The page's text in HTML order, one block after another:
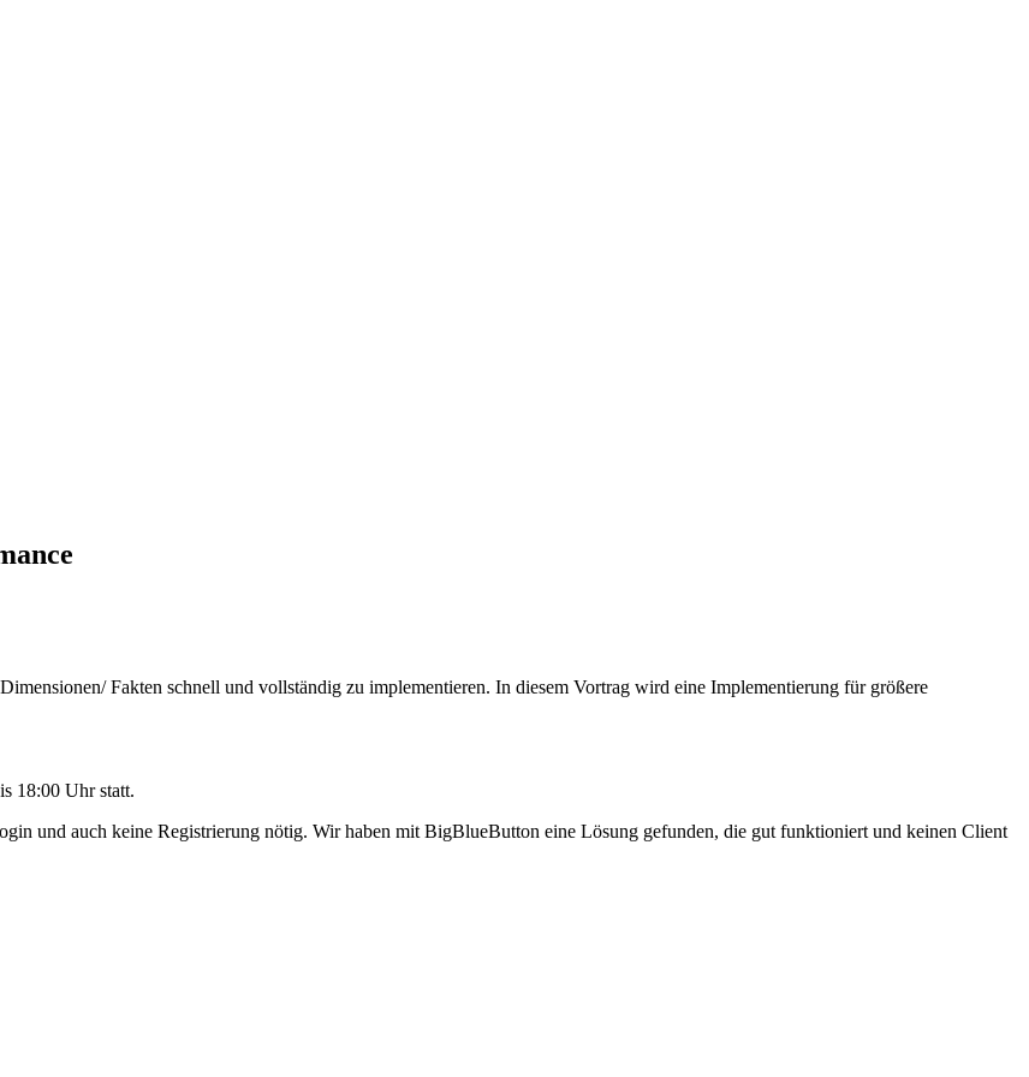
Fakten schnell und vollständig zu implementieren. In diesem Vortrag wird eine Implementierung für größere
18:00 Uhr statt.
und auch keine Registrierung nötig. Wir haben mit BigBlueButton eine Lösung gefunden, die gut funktioniert und keinen Client